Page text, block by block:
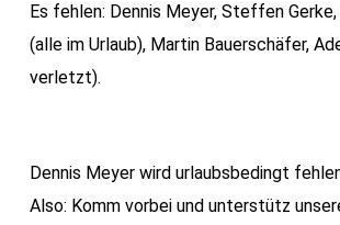
Es fehlen: Dennis Meyer, Steffen
(alle im Urlaub), Martin Bauerschäfer,
verletzt).
Dennis Meyer wird urlaubsbedingt
Also: Komm vorbei und unterstütz